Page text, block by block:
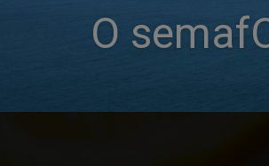
O